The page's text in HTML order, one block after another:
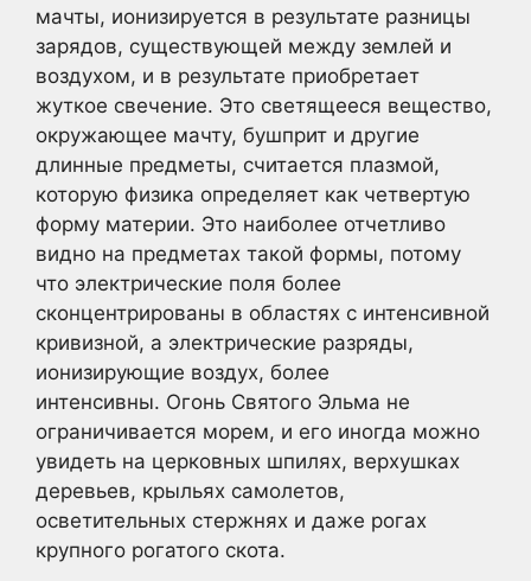
мачты, ионизируется в результате разницы
зарядов, существующей между землей и
воздухом, и в результате приобретает
жуткое свечение. Это светящееся вещество,
окружающее мачту, бушприт и другие
длинные предметы, считается плазмой,
которую физика определяет как четвертую
форму материи. Это наиболее отчетливо
видно на предметах такой формы, потому
что электрические поля более
сконцентрированы в областях с интенсивной
кривизной, а электрические разряды,
ионизирующие воздух, более
интенсивны. Огонь Святого Эльма не
ограничивается морем, и его иногда можно
увидеть на церковных шпилях, верхушках
деревьев, крыльях самолетов,
осветительных стержнях и даже рогах
крупного рогатого скота.